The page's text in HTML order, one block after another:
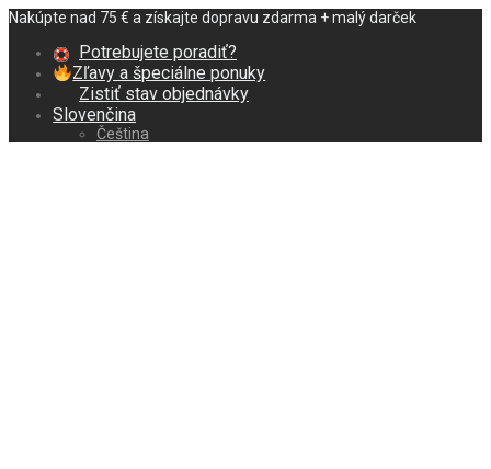
Nakúpte nad 75 € a získajte dopravu zdarma + malý darček
Potrebujete poradiť?
Zľavy a špeciálne ponuky
Zistiť stav objednávky
Slovenčina
Čeština